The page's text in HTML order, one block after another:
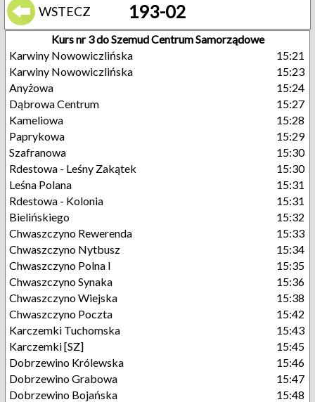
WSTECZ 193-02
Kurs nr 3 do Szemud Centrum Samorządowe
Karwiny Nowowiczlińska
15:21
Karwiny Nowowiczlińska
15:23
Anyżowa
15:24
Dąbrowa Centrum
15:27
Kameliowa
15:28
Paprykowa
15:29
Szafranowa
15:30
Rdestowa - Leśny Zakątek
15:30
Leśna Polana
15:31
Rdestowa - Kolonia
15:31
Bielińskiego
15:32
Chwaszczyno Rewerenda
15:33
Chwaszczyno Nytbusz
15:34
Chwaszczyno Polna I
15:35
Chwaszczyno Synaka
15:36
Chwaszczyno Wiejska
15:38
Chwaszczyno Poczta
15:42
Karczemki Tuchomska
15:43
Karczemki [SZ]
15:45
Dobrzewino Królewska
15:46
Dobrzewino Grabowa
15:47
Dobrzewino Bojańska
15:48